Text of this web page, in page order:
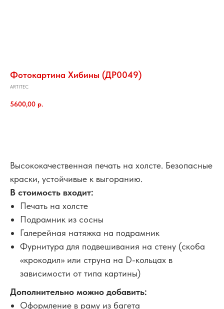
Фотокартина Хибины (ДР0049)
ARTITEC
5600,00 р.
Высококачественная печать на холсте. Безопасные
краски, устойчивые к выгоранию.
В стоимость входит:
Печать на холсте
Подрамник из сосны
Галерейная натяжка на подрамник
Фурнитура для подвешивания на стену (скоба
«крокодил» или струна на D-кольцах в
зависимости от типа картины)
Дополнительно можно добавить:
Оформление в раму из багета